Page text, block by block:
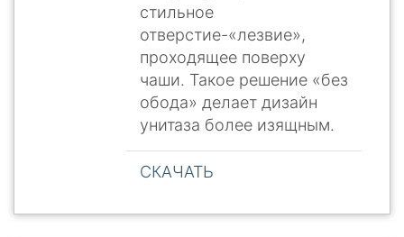
стильное
отверстие-«лезвие»,
проходящее поверху
чаши. Такое решение «без
обода» делает дизайн
унитаза более изящным.
СКАЧАТЬ